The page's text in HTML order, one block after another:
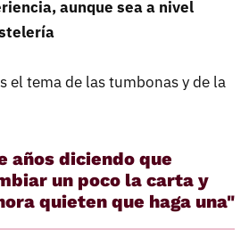
aunque sea a nivel
el tema de las tumbonas y de la
años diciendo que
un poco la carta y
quieten que haga una"